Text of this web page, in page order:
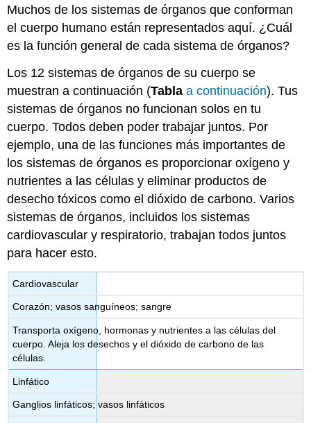
Muchos de los sistemas de órganos que conforman
el cuerpo humano están representados aquí. ¿Cuál
es la función general de cada sistema de órganos?
Los 12 sistemas de órganos de su cuerpo se
muestran a continuación (Tabla a continuación). Tus
sistemas de órganos no funcionan solos en tu
cuerpo. Todos deben poder trabajar juntos. Por
ejemplo, una de las funciones más importantes de
los sistemas de órganos es proporcionar oxígeno y
nutrientes a las células y eliminar productos de
desecho tóxicos como el dióxido de carbono. Varios
sistemas de órganos, incluidos los sistemas
cardiovascular y respiratorio, trabajan todos juntos
para hacer esto.
Cardiovascular
Corazón; vasos sanguíneos; sangre
Transporta oxígeno, hormonas y nutrientes a las células del
cuerpo. Aleja los desechos y el dióxido de carbono de las
células.
Linfático
Ganglios linfáticos; vasos linfáticos